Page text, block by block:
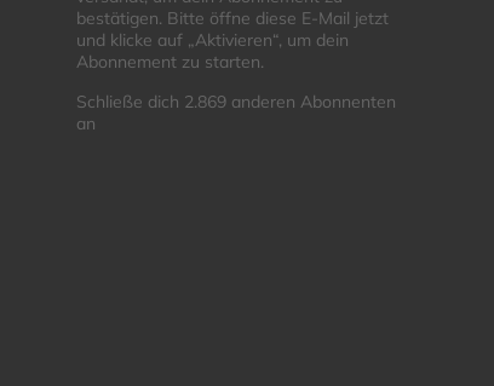
bestätigen. Bitte öffne diese E-Mail jetzt
und klicke auf „Aktivieren“, um dein
Abonnement zu starten.
Schließe dich 2.869 anderen Abonnenten
an